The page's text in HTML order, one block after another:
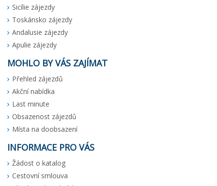
Sicílie zájezdy
Toskánsko zájezdy
Andalusie zájezdy
Apulie zájezdy
MOHLO BY VÁS ZAJÍMAT
Přehled zájezdů
Akční nabídka
Last minute
Obsazenost zájezdů
Místa na doobsazení
INFORMACE PRO VÁS
Žádost o katalog
Cestovní smlouva